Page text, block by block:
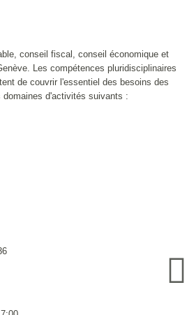
conseil fiscal, conseil économique et
Les compétences pluridisciplinaires
de couvrir l'essentiel des besoins des
d'activités suivants :